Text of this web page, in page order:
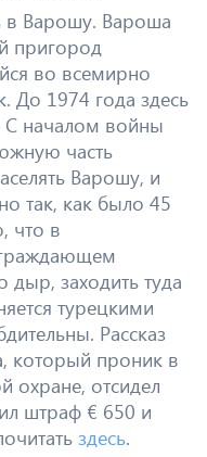
в Варошу. Вароша
пригород
во всемирно
До 1974 года здесь
С началом войны
часть
Варошу, и
так, как было 45
что в
заходить туда
турецкими
Рассказ
который проник в
охране, отсидел
штраф € 650 и
здесь.